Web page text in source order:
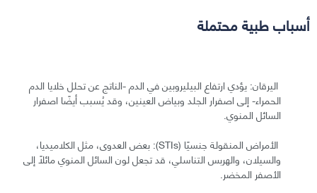
أسباب طبية محتملة
اليرقان: يؤدي ارتفاع البيليروبين في الدم -الناتج عن تحلل خلايا الدم
الحمراء- إلى اصفرار الجلد وبياض العينين، وقد يُسبب أيضًا اصفرار
السائل المنوي.
الأمراض المنقولة جنسيًا (STIs): بعض العدوى، مثل الكلاميديا،
والسيلان، والهربس التناسلي، قد تجعل لون السائل المنوي مائلًا إلى
الأصفر المخضر.